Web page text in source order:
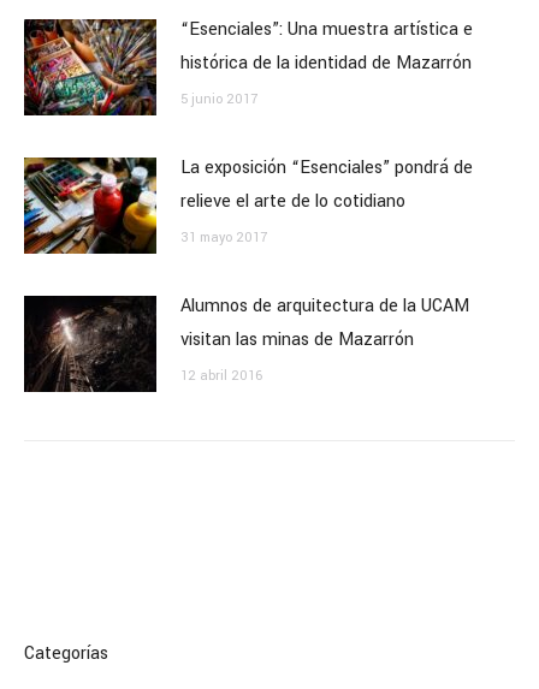
“Esenciales”: Una muestra artística e
histórica de la identidad de Mazarrón
5 junio 2017
La exposición “Esenciales” pondrá de
relieve el arte de lo cotidiano
31 mayo 2017
Alumnos de arquitectura de la UCAM
visitan las minas de Mazarrón
12 abril 2016
Categorías